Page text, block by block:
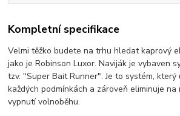
Kompletní specifikace
Velmi těžko budete na trhu hledat kaprový
jako je Robinson Luxor. Naviják je vybaven
tzv. "Super Bait Runner". Je to systém,
každých podmínkách a zároveň eliminuje na
vypnutí volnoběhu.